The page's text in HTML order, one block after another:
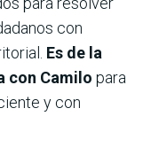
con
Es de la
con Camilo para
y con